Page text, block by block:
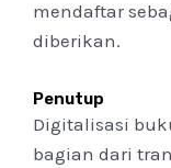
mendaftar
diberikan.
Penutup
Digitalisasi
bagian dari